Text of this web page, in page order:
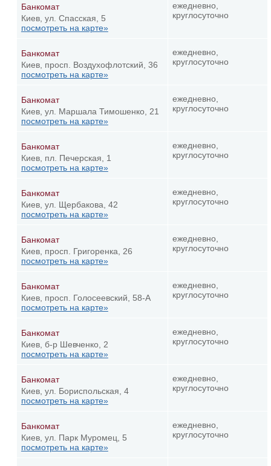
Банкомат
Киев, ул. Спасская, 5
посмотреть на карте»
ежедневно,
круглосуточно
Банкомат
Киев, просп. Воздухофлотский, 36
посмотреть на карте»
ежедневно,
круглосуточно
Банкомат
Киев, ул. Маршала Тимошенко, 21
посмотреть на карте»
ежедневно,
круглосуточно
Банкомат
Киев, пл. Печерская, 1
посмотреть на карте»
ежедневно,
круглосуточно
Банкомат
Киев, ул. Щербакова, 42
посмотреть на карте»
ежедневно,
круглосуточно
Банкомат
Киев, просп. Григоренка, 26
посмотреть на карте»
ежедневно,
круглосуточно
Банкомат
Киев, просп. Голосеевский, 58-А
посмотреть на карте»
ежедневно,
круглосуточно
Банкомат
Киев, б-р Шевченко, 2
посмотреть на карте»
ежедневно,
круглосуточно
Банкомат
Киев, ул. Бориспольская, 4
посмотреть на карте»
ежедневно,
круглосуточно
Банкомат
Киев, ул. Парк Муромец, 5
посмотреть на карте»
ежедневно,
круглосуточно